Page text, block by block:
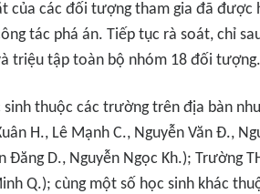
của các đối tượng tham gia đã được
tác phá án. Tiếp tục rà soát, chỉ
triệu tập toàn bộ nhóm 18 đối tượng.
thuộc các trường trên địa bàn
H., Lê Mạnh C., Nguyễn Văn Đ.,
D., Nguyễn Ngọc Kh.); Trường
Q.); cùng một số học sinh khác